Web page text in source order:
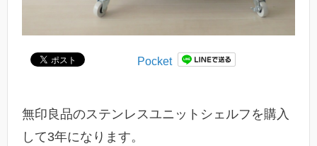
Pocket
無印良品のステンレスユニットシェルフを購入
して3年になります。